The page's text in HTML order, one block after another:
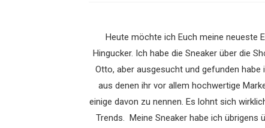
Heute möchte ich Euch meine neueste
Hingucker. Ich habe die Sneaker über die
Otto, aber ausgesucht und gefunden
aus denen ihr vor allem hochwertige
einige davon zu nennen. Es lohnt sich
Trends. Meine Sneaker habe ich übrigens